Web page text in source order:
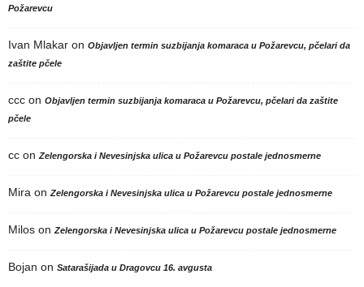
Požarevcu
Ivan Mlakar on Objavljen termin suzbijanja komaraca u Požarevcu, pčelari da
zaštite pčele
ccc on Objavljen termin suzbijanja komaraca u Požarevcu, pčelari da zaštite
pčele
cc on Zelengorska i Nevesinjska ulica u Požarevcu postale jednosmerne
Mira on Zelengorska i Nevesinjska ulica u Požarevcu postale jednosmerne
Milos on Zelengorska i Nevesinjska ulica u Požarevcu postale jednosmerne
Bojan on Satarašijada u Dragovcu 16. avgusta